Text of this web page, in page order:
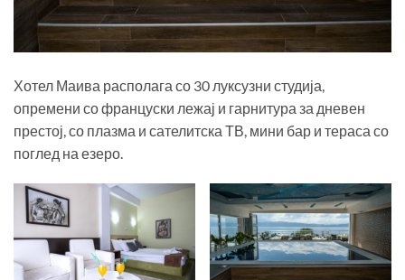
Хотел Маива располага со 30 луксузни студија,
опремени со француски лежај и гарнитура за дневен
престој, со плазма и сателитска ТВ, мини бар и тераса со
поглед на езеро.